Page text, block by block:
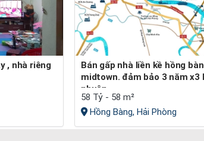
Bán gấp nhà liền kề hồng bàng
midtown. đảm bảo 3 năm x3
nhuận
58 Tỷ - 58 m²
Hồng Bàng, Hải Phòng